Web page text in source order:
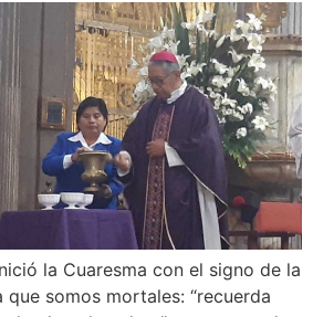
la Cuaresma con el signo de la
somos mortales: “recuerda